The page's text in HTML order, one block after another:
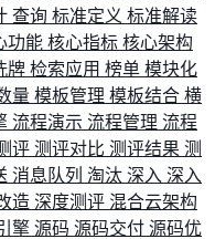
查询 标准定义 标准解读
功能 核心指标 核心架构
牌 检索应用 榜单 模块化
量 模板管理 模板结合 横
流程演示 流程管理 流程
评 测评对比 测评结果 测
消息队列 淘汰 深入 深入
造 深度测评 混合云架构
擎 源码 源码交付 源码优